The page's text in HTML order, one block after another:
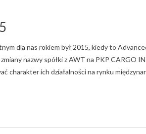
dla nas rokiem był 2015, kiedy to
zmiany nazwy spółki z AWT na PKP CARGO
charakter ich działalności na rynku